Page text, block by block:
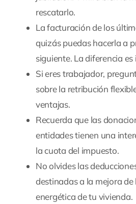
rescatarlo.
La facturación de los
quizás puedas hacerla a
siguiente. La diferencia
Si eres trabajador,
sobre la retribución
ventajas.
Recuerda que las
entidades tienen una
la cuota del impuesto.
No olvides las
destinadas a la mejora de
energética de tu vivienda.